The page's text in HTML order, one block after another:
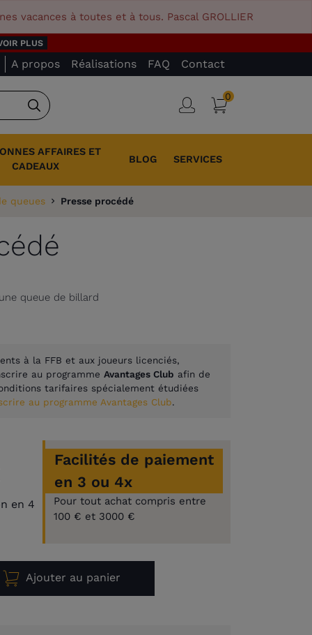
vacances à toutes et à tous. Pascal GROLLIER
PLUS
A propos Réalisations FAQ Contact
Rechercher
Connexion
Panier
0
AFFAIRES ET
CADEAUX
BLOG SERVICES
queues Presse procédé
queue de billard
à la FFB et aux joueurs licenciés,
au programme Avantages Club afin de
tarifaires spécialement étudiées
au programme Avantages Club.
en 4
Facilités de paiement
en 3 ou 4x
Pour tout achat compris entre
100 € et 3000 €
Ajouter au panier